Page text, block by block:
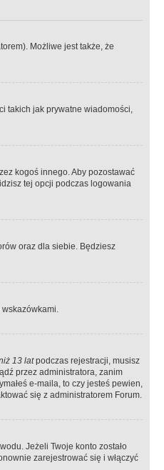
Możliwe jest także, że
takich jak prywatne wiadomości,
kogoś innego. Aby pozostawać
tej opcji podczas logowania
oraz dla siebie. Będziesz
13 latpodczas rejestracji, musisz
przez administratora, zanim
e-maila, to czy jesteś pewien,
się z administratorem Forum.
Jeżeli Twoje konto zostało
zarejestrować się i włączyć